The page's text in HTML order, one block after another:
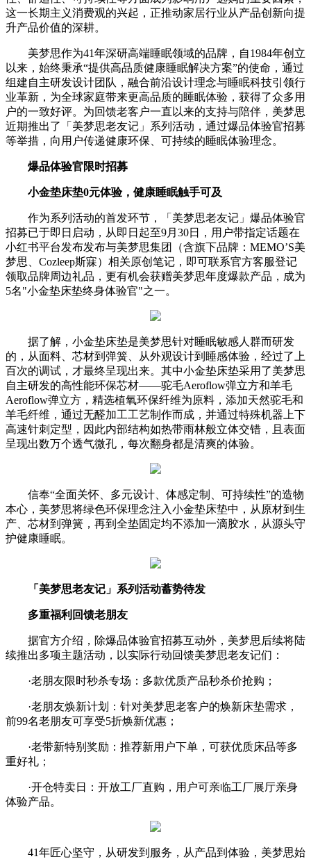
这一长期主义消费观的兴起，正推动家居行业从产品创新向提
升产品价值的深耕。
美梦思作为41年深研高端睡眠领域的品牌，自1984年创立
以来，始终秉承“提供高品质健康睡眠解决方案”的使命，通过
组建自主研发设计团队，融合前沿设计理念与睡眠科技引领行
业革新，为全球家庭带来更高品质的睡眠体验，获得了众多用
户的一致好评。为回馈老客户一直以来的支持与陪伴，美梦思
近期推出了「美梦思老友记」系列活动，通过爆品体验官招募
等举措，向用户传递健康环保、可持续的睡眠体验理念。
爆品体验官限时招募
小金垫床垫0元体验，健康睡眠触手可及
作为系列活动的首发环节，「美梦思老友记」爆品体验官
招募已于即日启动，从即日起至9月30日，用户带指定话题在
小红书平台发布发布与美梦思集团（含旗下品牌：MEMO’S美
梦思、Cozleep斯寐）相关原创笔记，即可联系官方客服登记
领取品牌周边礼品，更有机会获赠美梦思年度爆款产品，成为
5名"小金垫床垫终身体验官"之一。
据了解，小金垫床垫是美梦思针对睡眠敏感人群而研发
的，从面料、芯材到弹簧、从外观设计到睡感体验，经过了上
百次的调试，才最终呈现出来。其中小金垫床垫采用了美梦思
自主研发的高性能环保芯材——驼毛Aeroflow弹立方和羊毛
Aeroflow弹立方，精选植氧环保纤维为原料，添加天然驼毛和
羊毛纤维，通过无醛加工工艺制作而成，并通过特殊机器上下
高速针刺定型，因此内部结构如热带雨林般立体交错，且表面
呈现出数万个透气微孔，每次翻身都是清爽的体验。
信奉“全面关怀、多元设计、体感定制、可持续性”的造物
本心，美梦思将绿色环保理念注入小金垫床垫中，从原材到生
产、芯材到弹簧，再到全垫固定均不添加一滴胶水，从源头守
护健康睡眠。
「美梦思老友记」系列活动蓄势待发
多重福利回馈老朋友
据官方介绍，除爆品体验官招募互动外，美梦思后续将陆
续推出多项主题活动，以实际行动回馈美梦思老友记们：
·老朋友限时秒杀专场：多款优质产品秒杀价抢购；
·老朋友焕新计划：针对美梦思老客户的焕新床垫需求，
前99名老朋友可享受5折焕新优惠；
·老带新特别奖励：推荐新用户下单，可获优质床品等多
重好礼；
·开仓特卖日：开放工厂直购，用户可亲临工厂展厅亲身
体验产品。
41年匠心坚守，从研发到服务，从产品到体验，美梦思始